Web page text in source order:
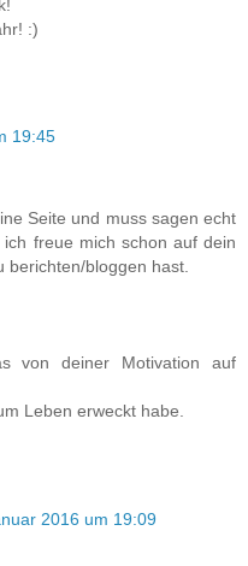
:)
19:45
Seite und muss sagen echt
freue mich schon auf dein
berichten/bloggen hast.
von deiner Motivation auf
Leben erweckt habe.
2016 um 19:09